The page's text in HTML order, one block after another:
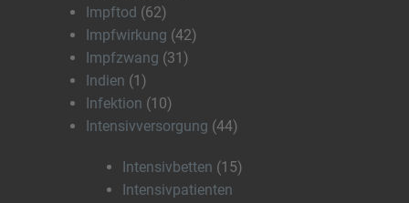
Impftod (62)
Impfwirkung (42)
Impfzwang (31)
Indien (1)
Infektion (10)
Intensivversorgung (44)
Intensivbetten (15)
Intensivpatienten